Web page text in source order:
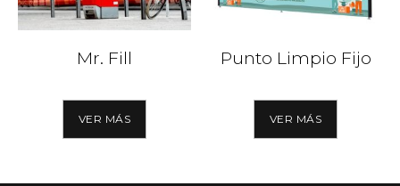
Mr. Fill
VER MÁS
Punto Limpio Fijo
VER MÁS